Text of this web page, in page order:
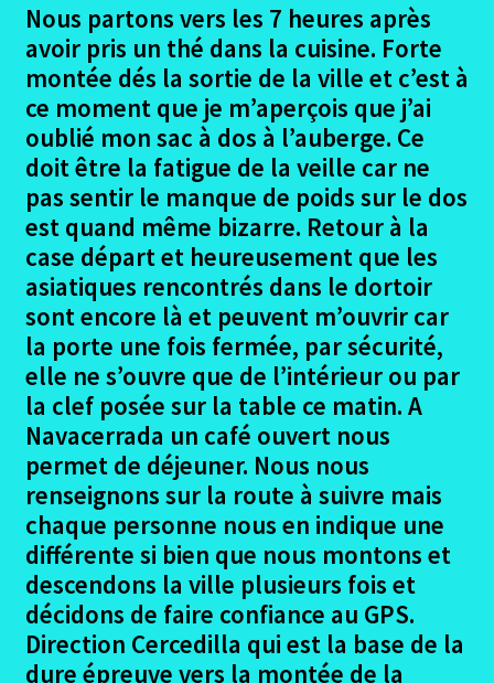
enfant
Irun – Santiago en 2015
le
menu
Lisbonne – Santiago en 2016
Ouvrir
Madrid – Santiago en 2017
menu
Le projet Madrid
Les Participants Madrid
Le trajet Madrid
Ouvrir
le
menu
Alès – Madrid
Madrid – Mataelpino
Mataelpino – Segovie
Segovie – Coca
Coca – Simancas
Nous partons vers les 7 heures après
avoir pris un thé dans la cuisine. Forte
montée dés la sortie de la ville et c’est à
ce moment que je m’aperçois que j’ai
oublié mon sac à dos à l’auberge. Ce
doit être la fatigue de la veille car ne
pas sentir le manque de poids sur le dos
est quand même bizarre. Retour à la
case départ et heureusement que les
asiatiques rencontrés dans le dortoir
sont encore là et peuvent m’ouvrir car
la porte une fois fermée, par sécurité,
elle ne s’ouvre que de l’intérieur ou par
la clef posée sur la table ce matin. A
Navacerrada un café ouvert nous
permet de déjeuner. Nous nous
renseignons sur la route à suivre mais
chaque personne nous en indique une
différente si bien que nous montons et
descendons la ville plusieurs fois et
décidons de faire confiance au GPS.
Direction Cercedilla qui est la base de la
dure épreuve vers la montée de la